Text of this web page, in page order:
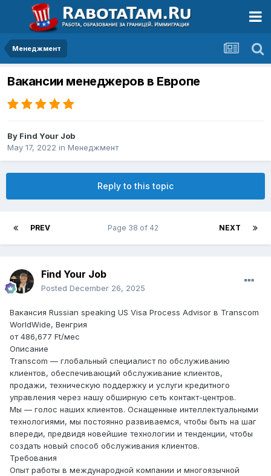
Менеджмент
Вакансии менеджеров в Европе
By Find Your Job
May 17, 2022 in Менеджмент
Reply to this topic
PREV NEXT
Page 38 of 42
Find Your Job
Posted December 26, 2025
Вакансия Russian speaking US Visa Process Advisor в Transcom
WorldWide, Венгрия
от 486,677 Ft/мес
Описание
Transcom — глобальный специалист по обслуживанию
клиентов, обеспечивающий обслуживание клиентов,
продажи, техническую поддержку и услуги кредитного
управления через нашу обширную сеть контакт-центров.
Мы — голос наших клиентов. Оснащенные интеллектуальными
технологиями, мы постоянно развиваемся, чтобы быть на шаг
впереди, предвидя новейшие технологии и тенденции, чтобы
создать новый способ обслуживания клиентов.
Требования
Опыт работы в международной компании и многоязычной